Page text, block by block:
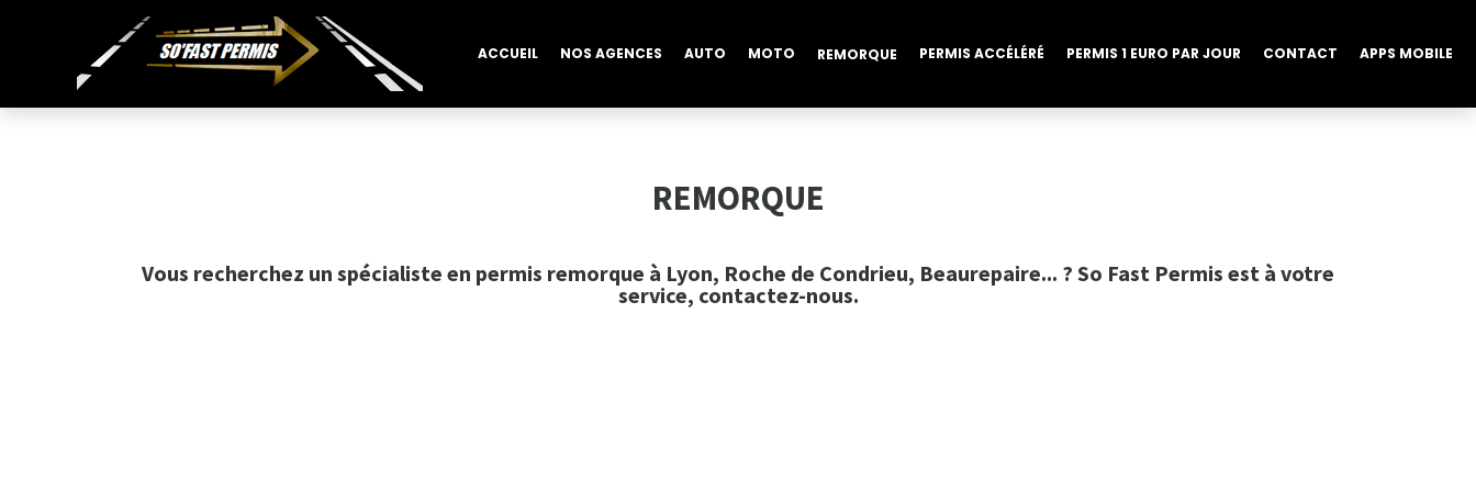
ACCUEIL NOS AGENCES AUTO MOTO REMORQUE PERMIS ACCÉLÉRÉ PERMIS 1 EURO PAR JOUR CONTACT APPS MOBILE
REMORQUE
Vous recherchez un spécialiste en permis remorque à Lyon, Roche de Condrieu, Beaurepaire... ? So Fast Permis est à votre
service, contactez-nous.